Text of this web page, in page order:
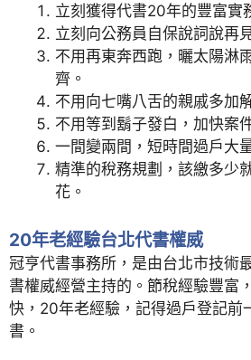
立刻獲得代書20年的豐富實
立刻向公務員自保說詞說再
不用再東奔西跑，曬太陽淋
齊。
不用向七嘴八舌的親戚多加
不用等到鬍子發白，加快案
一間變兩間，短時間過戶大
精準的稅務規劃，該繳多少
花。
20年老經驗台北代書權威
冠亨代書事務所，是由台北市技術
書權威經營主持的。節稅經驗豐富
快，20年老經驗，記得過戶登記前
書。